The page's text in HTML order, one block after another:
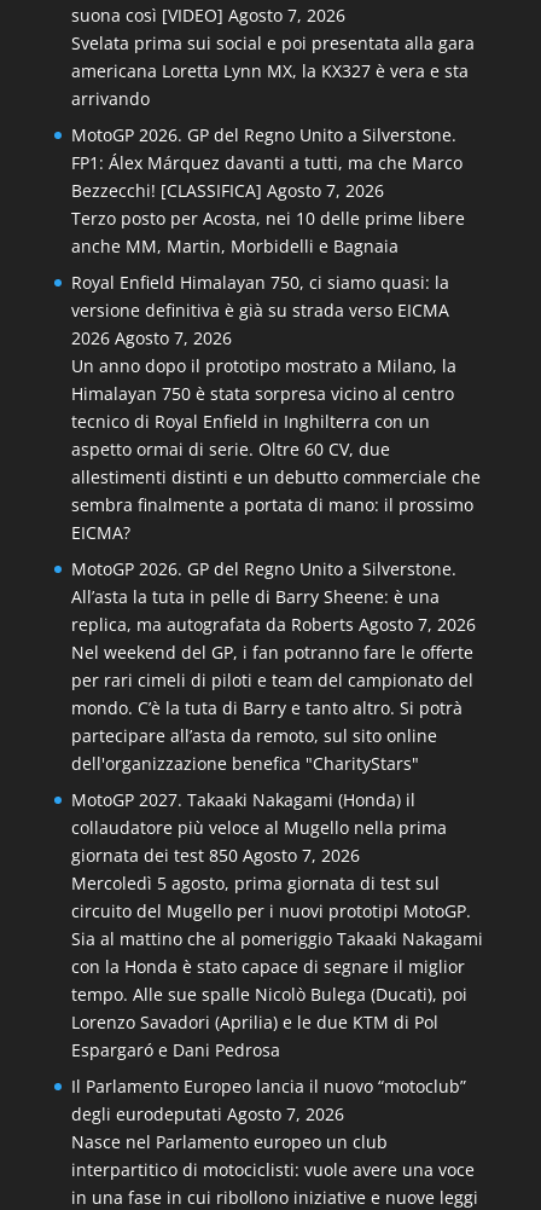
suona così [VIDEO] Agosto 7, 2026
Svelata prima sui social e poi presentata alla gara
americana Loretta Lynn MX, la KX327 è vera e sta
arrivando
MotoGP 2026. GP del Regno Unito a Silverstone.
FP1: Álex Márquez davanti a tutti, ma che Marco
Bezzecchi! [CLASSIFICA] Agosto 7, 2026
Terzo posto per Acosta, nei 10 delle prime libere
anche MM, Martin, Morbidelli e Bagnaia
Royal Enfield Himalayan 750, ci siamo quasi: la
versione definitiva è già su strada verso EICMA
2026 Agosto 7, 2026
Un anno dopo il prototipo mostrato a Milano, la
Himalayan 750 è stata sorpresa vicino al centro
tecnico di Royal Enfield in Inghilterra con un
aspetto ormai di serie. Oltre 60 CV, due
allestimenti distinti e un debutto commerciale che
sembra finalmente a portata di mano: il prossimo
EICMA?
MotoGP 2026. GP del Regno Unito a Silverstone.
All’asta la tuta in pelle di Barry Sheene: è una
replica, ma autografata da Roberts Agosto 7, 2026
Nel weekend del GP, i fan potranno fare le offerte
per rari cimeli di piloti e team del campionato del
mondo. C’è la tuta di Barry e tanto altro. Si potrà
partecipare all’asta da remoto, sul sito online
dell'organizzazione benefica "CharityStars"
MotoGP 2027. Takaaki Nakagami (Honda) il
collaudatore più veloce al Mugello nella prima
giornata dei test 850 Agosto 7, 2026
Mercoledì 5 agosto, prima giornata di test sul
circuito del Mugello per i nuovi prototipi MotoGP.
Sia al mattino che al pomeriggio Takaaki Nakagami
con la Honda è stato capace di segnare il miglior
tempo. Alle sue spalle Nicolò Bulega (Ducati), poi
Lorenzo Savadori (Aprilia) e le due KTM di Pol
Espargaró e Dani Pedrosa
Il Parlamento Europeo lancia il nuovo “motoclub”
degli eurodeputati Agosto 7, 2026
Nasce nel Parlamento europeo un club
interpartitico di motociclisti: vuole avere una voce
in una fase in cui ribollono iniziative e nuove leggi